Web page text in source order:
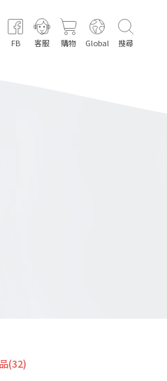
FB 客服 購物 Global 搜尋
(32)